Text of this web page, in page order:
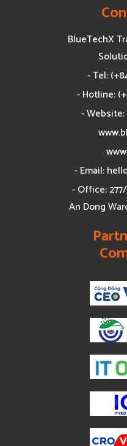
BlueTechX
- Tel:
- Hotline:
-
- Email:
- Office:
An Dong